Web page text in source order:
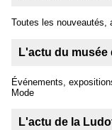
Toutes les nouveautés,
L'actu du musée
Événements,
Mode
L'actu de la